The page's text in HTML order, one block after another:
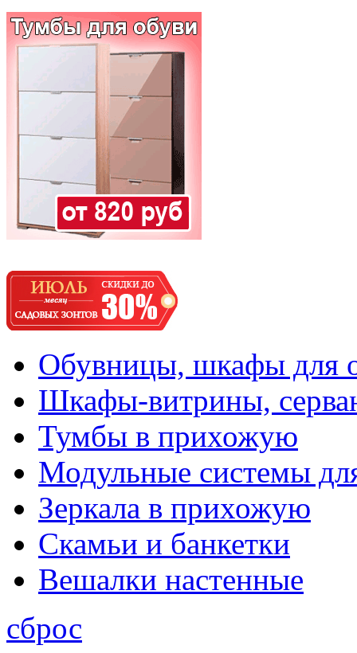
Обувницы, шкафы для
Шкафы-витрины,
Тумбы в прихожую
Модульные системы
Зеркала в прихожую
Скамьи и банкетки
Вешалки настенные
сброс